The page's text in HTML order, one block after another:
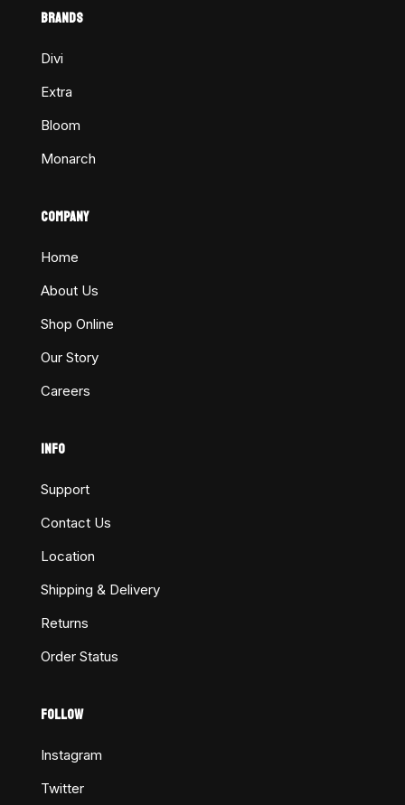
BRANDS
Divi
Extra
Bloom
Monarch
COMPANY
Home
About Us
Shop Online
Our Story
Careers
INFO
Support
Contact Us
Location
Shipping & Delivery
Returns
Order Status
FOLLOW
Instagram
Twitter